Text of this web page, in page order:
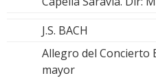
J.S. BACH
Allegro del Concierto
mayor